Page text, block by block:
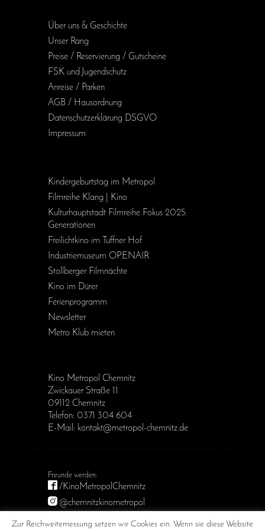
Über uns & Geschichte
Unser Rang
Preise / Reservierung / Gutscheine
FSK und Jugendschutz
Anreise / Parken
AGB / Haus­ordnung
Daten­schutz­erklärung DSGVO
Impressum
Kinder­geburts­tag im Metropol
Filmreihe Klang | Kino
Kulturhauptstadt Filmreihe Fokus 2025:
Generationen
Freilichtkino im Tuffner Hof
Industriemuseum OPENAIR
Stollberger Filmnächte
Kino im Dürer
Ferienprogramm
Newsletter
Metro Klub mieten
Kino Metropol Chemnitz
Zwickauer Straße 11
09112 Chemnitz
Telefon: 0371 304 604
E-Mail: kontakt@metropol-chemnitz.de
/KinoMetropolChemnitz
@chemnitzkinometropol
Zur Reichweitemessung setzen wir Cookies ein. Wenn sie diese Website